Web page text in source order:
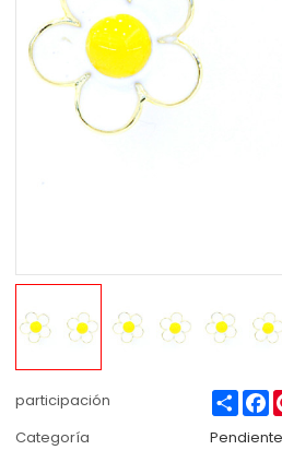
participación Share
Categoría